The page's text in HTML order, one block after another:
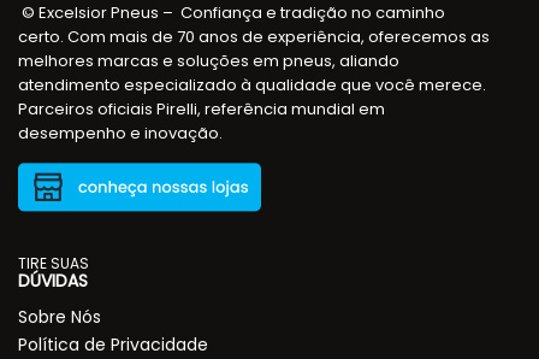
© Excelsior Pneus – Confiança e tradição no caminho
certo. Com mais de 70 anos de experiência, oferecemos as
melhores marcas e soluções em pneus, aliando
atendimento especializado à qualidade que você merece.
Parceiros oficiais Pirelli, referência mundial em
desempenho e inovação.
TIRE SUAS
DÚVIDAS
Sobre Nós
Política de Privacidade